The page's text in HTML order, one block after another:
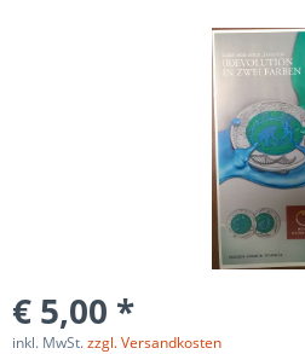
€ 5,00 *
inkl. MwSt.zzgl. Versandkosten